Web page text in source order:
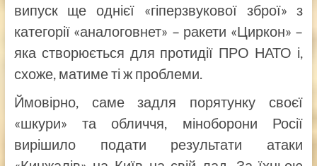
випуск ще однієї «гіперзвукової зброї» з
категорії «аналоговнет» – ракети «Циркон» –
яка створюється для протидії ПРО НАТО і,
схоже, матиме ті ж проблеми.
Ймовірно, саме задля порятунку своєї
«шкури» та обличчя, міноборони Росії
вирішило подати результати атаки